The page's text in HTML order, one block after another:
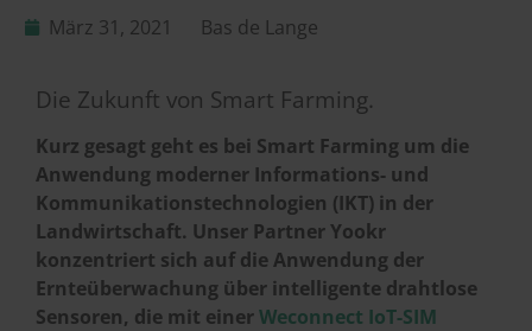
März 31, 2021 Bas de Lange
Die Zukunft von Smart Farming.
Kurz gesagt geht es bei Smart Farming um die
Anwendung moderner Informations- und
Kommunikationstechnologien (IKT) in der
Landwirtschaft. Unser Partner Yookr
konzentriert sich auf die Anwendung der
Ernteüberwachung über intelligente drahtlose
Sensoren, die mit einerWeconnect IoT-SIM